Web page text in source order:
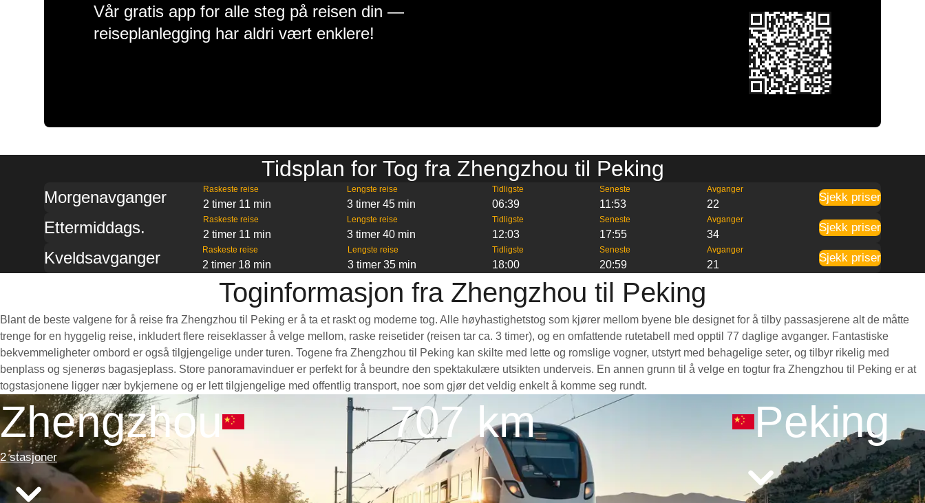
Vår gratis app for alle steg på reisen din —
reiseplanlegging har aldri vært enklere!
Tidsplan for Tog fra Zhengzhou til Peking
Morgenavganger Raskeste reise
2 timer 11 min
Lengste reise
3 timer 45 min
Tidligste
06:39
Seneste
11:53
Avganger
22
Sjekk priser
Ettermiddags. Raskeste reise
2 timer 11 min
Lengste reise
3 timer 40 min
Tidligste
12:03
Seneste
17:55
Avganger
34
Sjekk priser
Kveldsavganger Raskeste reise
2 timer 18 min
Lengste reise
3 timer 35 min
Tidligste
18:00
Seneste
20:59
Avganger
21
Sjekk priser
Toginformasjon fra Zhengzhou til Peking
Blant de beste valgene for å reise fra Zhengzhou til Peking er å ta et raskt og moderne tog. Alle høyhastighetstog som kjører mellom byene ble designet for å tilby passasjerene alt de måtte
trenge for en hyggelig reise, inkludert flere reiseklasser å velge mellom, raske reisetider (reisen tar ca. 3 timer), og en omfattende rutetabell med opptil 77 daglige avganger. Fantastiske
bekvemmeligheter ombord er også tilgjengelige under turen. Togene fra Zhengzhou til Peking kan skilte med lette og romslige vogner, utstyrt med behagelige seter, og tilbyr rikelig med
benplass og sjenerøs bagasjeplass. Store panoramavinduer er perfekt for å beundre den spektakulære utsikten underveis. En annen grunn til å velge en togtur fra Zhengzhou til Peking er at
togstasjonene ligger nær bykjernene og er lett tilgjengelige med offentlig transport, noe som gjør det veldig enkelt å komme seg rundt.
Zhengzhou
2 stasjoner
707 km Peking